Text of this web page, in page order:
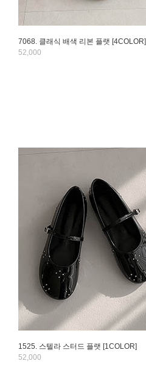
7068. 클래식 배색 리본 플랫 [4COLOR]
52,000
1525. 스텔라 스터드 플랫 [1COLOR]
52,000